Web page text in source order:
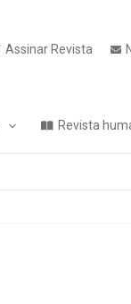
Assinar Revista
Revista